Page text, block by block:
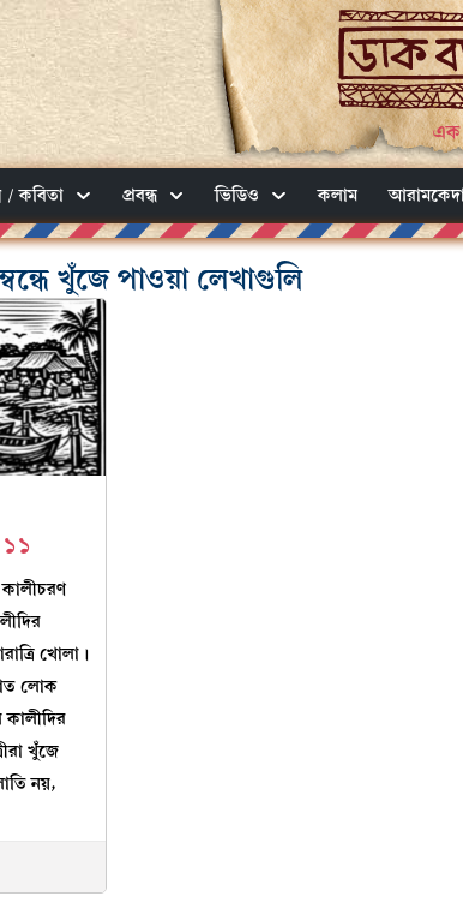
এক
/ কবিতা প্রবন্ধ ভিডিও কলাম
খুঁজে পাওয়া লেখাগুলি
খোলা।
লোক
কালীদির
খুঁজে
নয়,